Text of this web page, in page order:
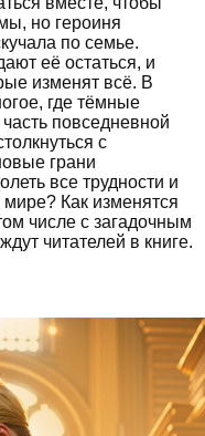
но героиня
по семье.
её остаться, и
изменят всё. В
где тёмные
повседневной
с
грани
все трудности и
Как изменятся
числе с загадочным
читателей в книге.